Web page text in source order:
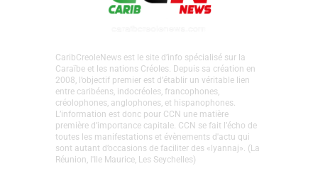
CaribCreoleNews est le site d’info spécialisé sur la
Caraïbe et les nations Créoles. Depuis sa création en
2008, l’objectif premier est d’établir un véritable lien
entre caribéens, indocréoles, francophones,
créolophones, anglophones, et hispanophones.
L’information est donc pour CCN une matière
première d’importance capitale. CCN se fait l’écho de
toutes les manifestations et évènements d'actu qui
sont autant d’occasions de faciliter des «lyannaj». (La
Réunion, l'Ile Maurice, Les Seychelles)